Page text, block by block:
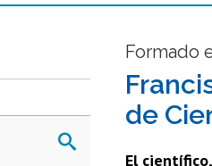
Formado
de
El